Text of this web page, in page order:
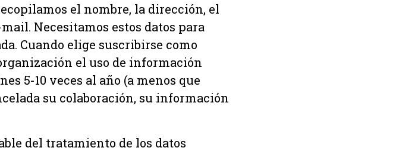
el nombre, la dirección, el
Necesitamos estos datos para
Cuando elige suscribirse como
el uso de información
5-10 veces al año (a menos que
su colaboración, su información
del tratamiento de los datos